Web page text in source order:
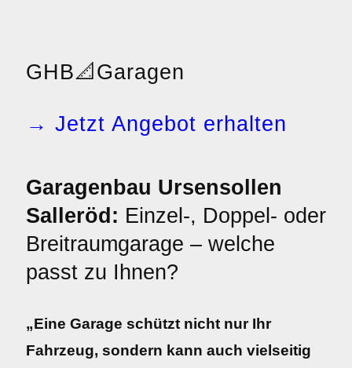
GHB📐 Garagen
→ Jetzt Angebot erhalten
Garagenbau Ursensollen
Salleröd: Einzel-, Doppel- oder
Breitraumgarage – welche
passt zu Ihnen?
„Eine Garage schützt nicht nur Ihr
Fahrzeug, sondern kann auch vielseitig